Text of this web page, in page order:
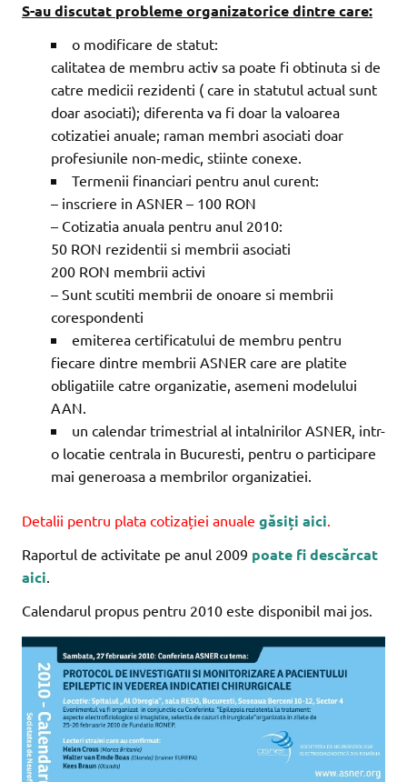
S-au discutat probleme organizatorice dintre care:
o modificare de statut:
calitatea de membru activ sa poate fi obtinuta si de
catre medicii rezidenti ( care in statutul actual sunt
doar asociati); diferenta va fi doar la valoarea
cotizatiei anuale; raman membri asociati doar
profesiunile non-medic, stiinte conexe.
Termenii financiari pentru anul curent:
– inscriere in ASNER – 100 RON
– Cotizatia anuala pentru anul 2010:
50 RON rezidentii si membrii asociati
200 RON membrii activi
– Sunt scutiti membrii de onoare si membrii
corespondenti
emiterea certificatului de membru pentru
fiecare dintre membrii ASNER care are platite
obligatiile catre organizatie, asemeni modelului
AAN.
un calendar trimestrial al intalnirilor ASNER, intr-
o locatie centrala in Bucuresti, pentru o participare
mai generoasa a membrilor organizatiei.
Detalii pentru plata cotizației anuale găsiți aici.
Raportul de activitate pe anul 2009 poate fi descărcat
aici.
Calendarul propus pentru 2010 este disponibil mai jos.